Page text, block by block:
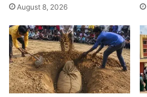
August 8, 2026